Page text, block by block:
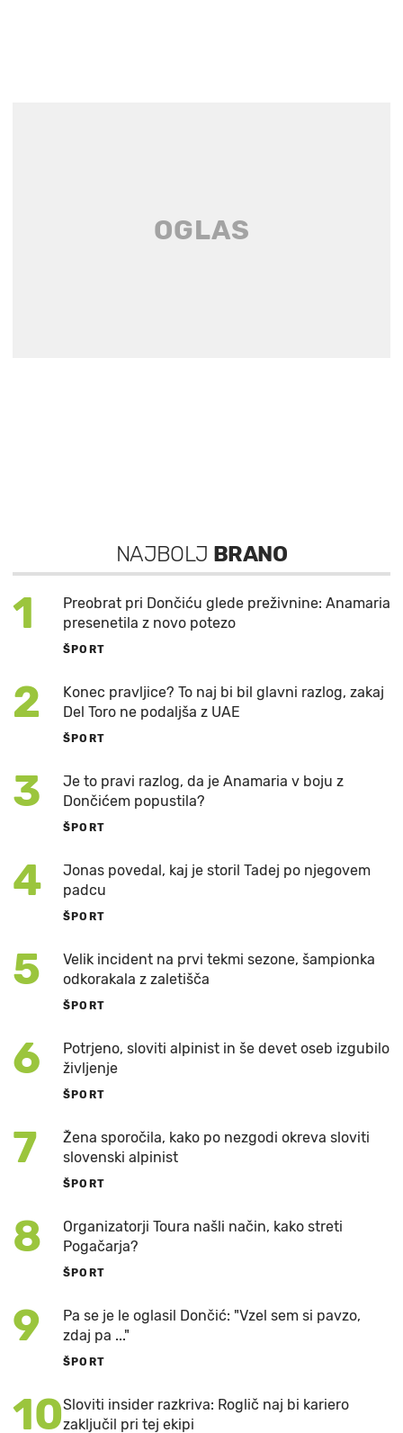
NAJBOLJ BRANO
1
Preobrat pri Dončiću glede preživnine: Anamaria
presenetila z novo potezo
ŠPORT
2
Konec pravljice? To naj bi bil glavni razlog, zakaj
Del Toro ne podaljša z UAE
ŠPORT
3
Je to pravi razlog, da je Anamaria v boju z
Dončićem popustila?
ŠPORT
4
Jonas povedal, kaj je storil Tadej po njegovem
padcu
ŠPORT
5
Velik incident na prvi tekmi sezone, šampionka
odkorakala z zaletišča
ŠPORT
6
Potrjeno, sloviti alpinist in še devet oseb izgubilo
življenje
ŠPORT
7
Žena sporočila, kako po nezgodi okreva sloviti
slovenski alpinist
ŠPORT
8
Organizatorji Toura našli način, kako streti
Pogačarja?
ŠPORT
9
Pa se je le oglasil Dončić: "Vzel sem si pavzo,
zdaj pa ..."
ŠPORT
10Sloviti insider razkriva: Roglič naj bi kariero
zaključil pri tej ekipi